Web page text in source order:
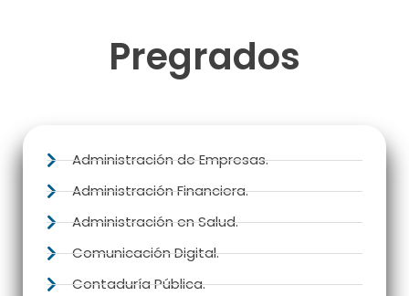
Pregrados
Administración de Empresas.
Administración Financiera.
Administración en Salud.
Comunicación Digital.
Contaduría Pública.